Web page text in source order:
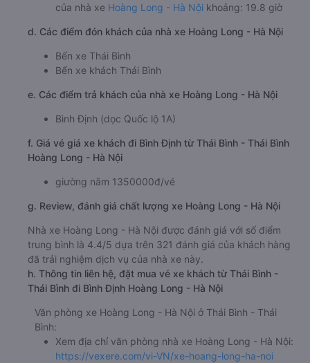
của nhà xe Hoàng Long - Hà Nội khoảng: 19.8 giờ
d. Các điểm đón khách của nhà xe Hoàng Long - Hà Nội
Bến xe Thái Bình
Bến xe khách Thái Bình
e. Các điểm trả khách của nhà xe Hoàng Long - Hà Nội
Bình Định (dọc Quốc lộ 1A)
f. Giá vé giá xe khách đi Bình Định từ Thái Bình - Thái Bình
Hoàng Long - Hà Nội
giường nằm 1350000đ/vé
g. Review, đánh giá chất lượng xe Hoàng Long - Hà Nội
Nhà xe Hoàng Long - Hà Nội được đánh giá với số điểm
trung bình là 4.4/5 dựa trên 321 đánh giá của khách hàng
đã trải nghiệm dịch vụ của nhà xe này.
h. Thông tin liên hệ, đặt mua vé xe khách từ Thái Bình -
Thái Bình đi Bình Định Hoàng Long - Hà Nội
Văn phòng xe Hoàng Long - Hà Nội ở Thái Bình - Thái
Bình:
Xem địa chỉ văn phòng nhà xe Hoàng Long - Hà Nội:
https://vexere.com/vi-VN/xe-hoang-long-ha-noi